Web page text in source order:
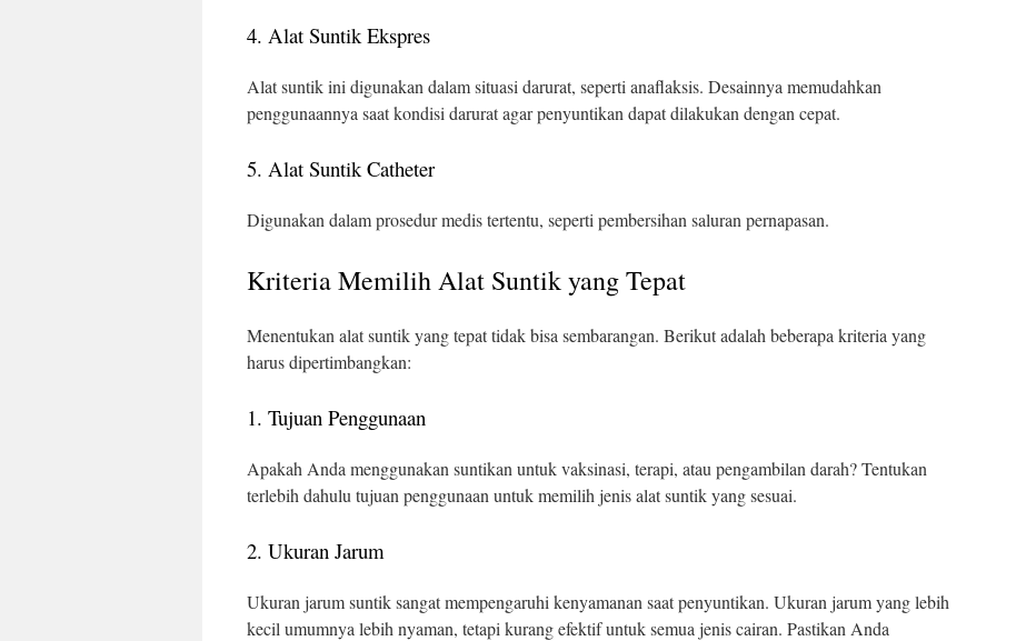
4. Alat Suntik Ekspres
Alat suntik ini digunakan dalam situasi darurat, seperti anaflaksis. Desainnya memudahkan
penggunaannya saat kondisi darurat agar penyuntikan dapat dilakukan dengan cepat.
5. Alat Suntik Catheter
Digunakan dalam prosedur medis tertentu, seperti pembersihan saluran pernapasan.
Kriteria Memilih Alat Suntik yang Tepat
Menentukan alat suntik yang tepat tidak bisa sembarangan. Berikut adalah beberapa kriteria yang
harus dipertimbangkan:
1. Tujuan Penggunaan
Apakah Anda menggunakan suntikan untuk vaksinasi, terapi, atau pengambilan darah? Tentukan
terlebih dahulu tujuan penggunaan untuk memilih jenis alat suntik yang sesuai.
2. Ukuran Jarum
Ukuran jarum suntik sangat mempengaruhi kenyamanan saat penyuntikan. Ukuran jarum yang lebih
kecil umumnya lebih nyaman, tetapi kurang efektif untuk semua jenis cairan. Pastikan Anda